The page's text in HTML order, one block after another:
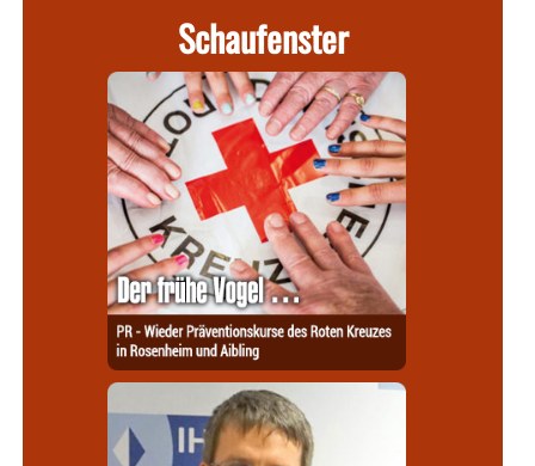
Schaufenster